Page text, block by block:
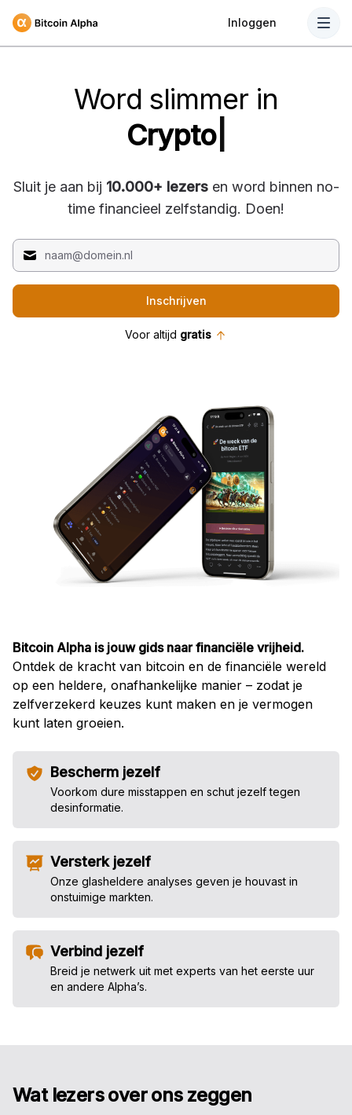
Inloggen
Word slimmer in
Crypto
Sluit je aan bij 10.000+ lezersen word binnen no-
time financieel zelfstandig. Doen!
Inschrijven
Voor altijd gratis
Bitcoin Alpha is jouw gids naar financiële vrijheid.
Ontdek de kracht van bitcoin en de financiële wereld
op een heldere, onafhankelijke manier – zodat je
zelfverzekerd keuzes kunt maken en je vermogen
kunt laten groeien.
Bescherm jezelf
Voorkom dure misstappen en schut jezelf tegen
desinformatie.
Versterk jezelf
Onze glasheldere analyses geven je houvast in
onstuimige markten.
Verbind jezelf
Breid je netwerk uit met experts van het eerste uur
en andere Alpha’s.
Wat lezers over ons zeggen